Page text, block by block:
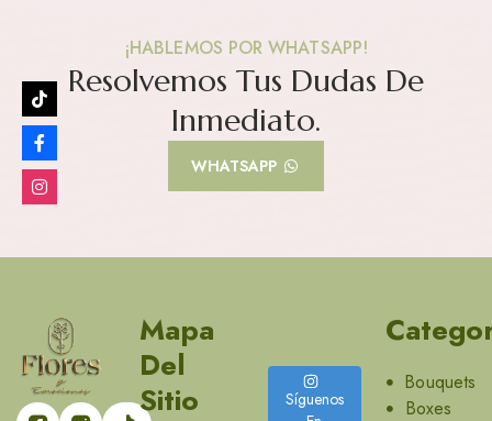
¡HABLEMOS POR WHATSAPP!
Resolvemos Tus Dudas De
Inmediato.
WHATSAPP
Mapa
Del
Sitio
Síguenos
Bouquets
Boxes